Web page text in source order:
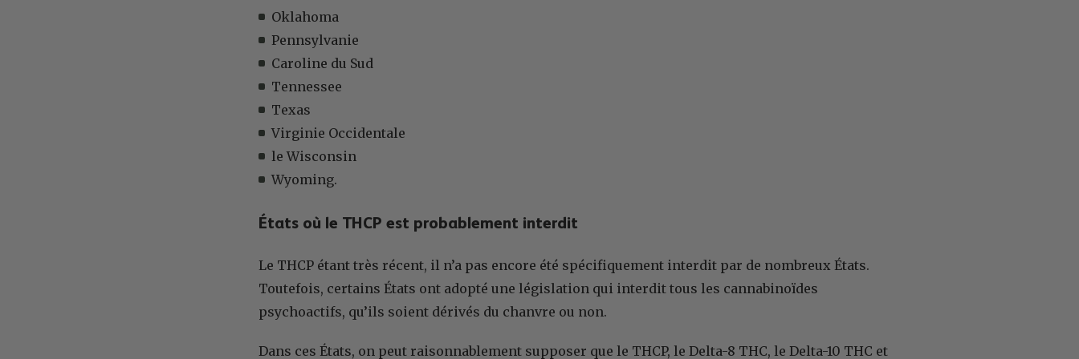
Oklahoma
Pennsylvanie
Caroline du Sud
Tennessee
Texas
Virginie Occidentale
le Wisconsin
Wyoming.
États où le THCP est probablement interdit
Le THCP étant très récent, il n’a pas encore été spécifiquement interdit par de nombreux États.
Toutefois, certains États ont adopté une législation qui interdit tous les cannabinoïdes
psychoactifs, qu’ils soient dérivés du chanvre ou non.
Dans ces États, on peut raisonnablement supposer que le THCP, le Delta-8 THC, le Delta-10 THC et